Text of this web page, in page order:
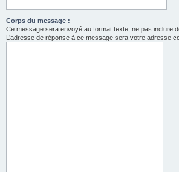
Corps du message :
Ce message sera envoyé au format texte, ne pas inclure
L’adresse de réponse à ce message sera votre adresse